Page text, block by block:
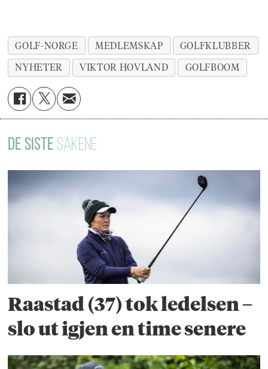
GOLF-NORGE MEDLEMSKAP
GOLFKLUBBER
NYHETER
VIKTOR HOVLAND GOLFBOOM
DE SISTE SAKENE
Raastad (37) tok ledelsen –
slo ut igjen en time senere